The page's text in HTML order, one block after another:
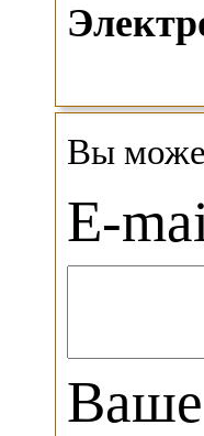
Вы
E-